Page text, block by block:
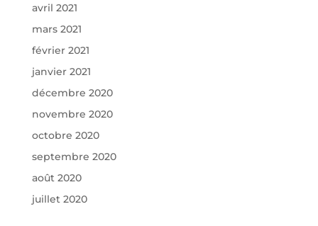
avril 2021
mars 2021
février 2021
janvier 2021
décembre 2020
novembre 2020
octobre 2020
septembre 2020
août 2020
juillet 2020